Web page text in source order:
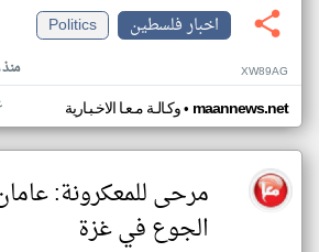
اخبار فلسطين
Politics
منذ ٨ أشهر XW89AG
وكـالـة مـعـا الاخـبـارية• maannews.net
مرحى للمعكرونة:
الجوع في غزة